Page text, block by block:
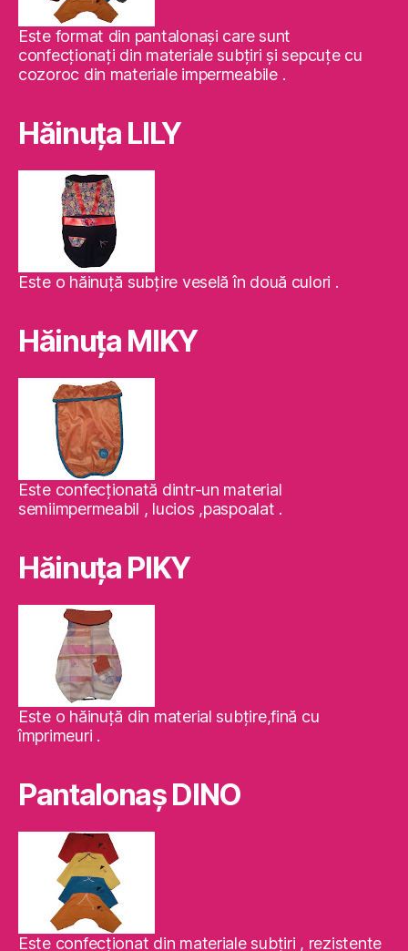
Este format din pantalonaşi care sunt
confecţionaţi din materiale subţiri şi sepcuţe cu
cozoroc din materiale impermeabile .
Hăinuţa LILY
Este o hăinuţă subţire veselă în două culori .
Hăinuţa MIKY
Este confecţionată dintr-un material
semiimpermeabil , lucios ,paspoalat .
Hăinuţa PIKY
Este o hăinuţă din material subţire,fină cu
împrimeuri .
Pantalonaş DINO
Este confecţionat din materiale subţiri , rezistente